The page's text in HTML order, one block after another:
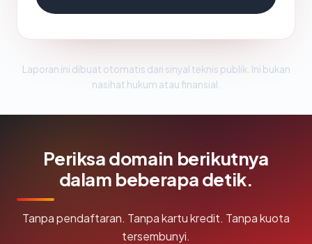
Laporan ini dibuat otomatis dari sinyal teknis publik. Ini bukan
nasihat hukum atau finansial.
Periksa domain berikutnya
dalam beberapa detik.
Tanpa pendaftaran. Tanpa kartu kredit. Tanpa kuota
tersembunyi.